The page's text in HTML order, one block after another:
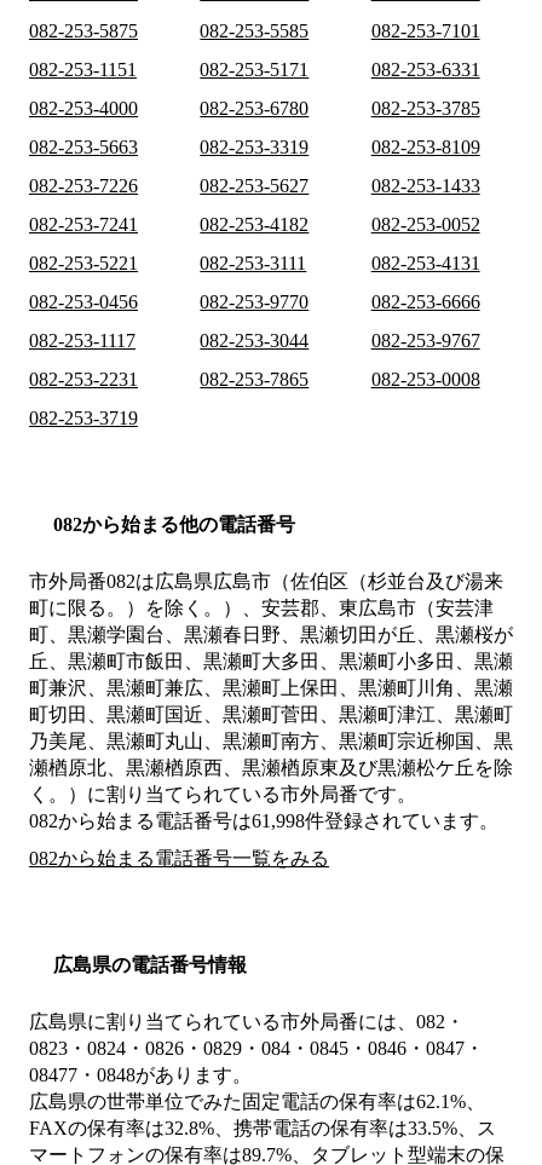
082-253-5875
082-253-5585
082-253-7101
082-253-1151
082-253-5171
082-253-6331
082-253-4000
082-253-6780
082-253-3785
082-253-5663
082-253-3319
082-253-8109
082-253-7226
082-253-5627
082-253-1433
082-253-7241
082-253-4182
082-253-0052
082-253-5221
082-253-3111
082-253-4131
082-253-0456
082-253-9770
082-253-6666
082-253-1117
082-253-3044
082-253-9767
082-253-2231
082-253-7865
082-253-0008
082-253-3719
082から始まる他の電話番号
市外局番082は広島県広島市（佐伯区（杉並台及び湯来
町に限る。）を除く。）、安芸郡、東広島市（安芸津
町、黒瀬学園台、黒瀬春日野、黒瀬切田が丘、黒瀬桜が
丘、黒瀬町市飯田、黒瀬町大多田、黒瀬町小多田、黒瀬
町兼沢、黒瀬町兼広、黒瀬町上保田、黒瀬町川角、黒瀬
町切田、黒瀬町国近、黒瀬町菅田、黒瀬町津江、黒瀬町
乃美尾、黒瀬町丸山、黒瀬町南方、黒瀬町宗近柳国、黒
瀬楢原北、黒瀬楢原西、黒瀬楢原東及び黒瀬松ケ丘を除
く。） に割り当てられている市外局番です。
082から始まる電話番号は61,998件登録されています。
082から始まる電話番号一覧をみる
広島県の電話番号情報
広島県に割り当てられている市外局番には、082・
0823・0824・0826・0829・084・0845・0846・0847・
08477・0848があります。
広島県の世帯単位でみた固定電話の保有率は62.1%、
FAXの保有率は32.8%、携帯電話の保有率は33.5%、ス
マートフォンの保有率は89.7%、タブレット型端末の保